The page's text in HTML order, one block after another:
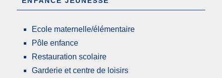
Ecole maternelle/élémentaire
Pôle enfance
Restauration scolaire
Garderie et centre de loisirs